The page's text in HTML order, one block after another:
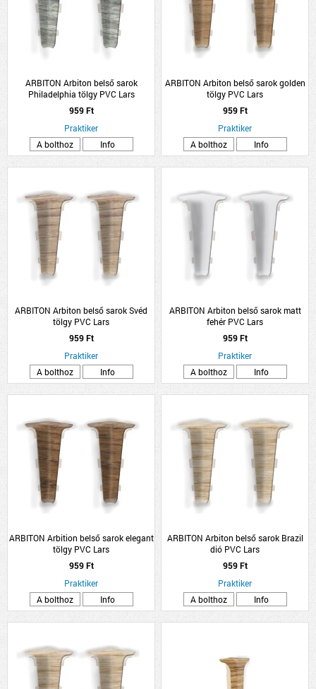
ARBITON Arbiton belső sarok
Philadelphia tölgy PVC Lars
959 Ft
Praktiker
A bolthoz
Info
ARBITON Arbiton belső sarok golden
tölgy PVC Lars
959 Ft
Praktiker
A bolthoz
Info
ARBITON Arbiton belső sarok Svéd
tölgy PVC Lars
959 Ft
Praktiker
A bolthoz
Info
ARBITON Arbiton belső sarok matt
fehér PVC Lars
959 Ft
Praktiker
A bolthoz
Info
ARBITON Arbition belső sarok elegant
tölgy PVC Lars
959 Ft
Praktiker
A bolthoz
Info
ARBITON Arbiton belső sarok Brazil
dió PVC Lars
959 Ft
Praktiker
A bolthoz
Info